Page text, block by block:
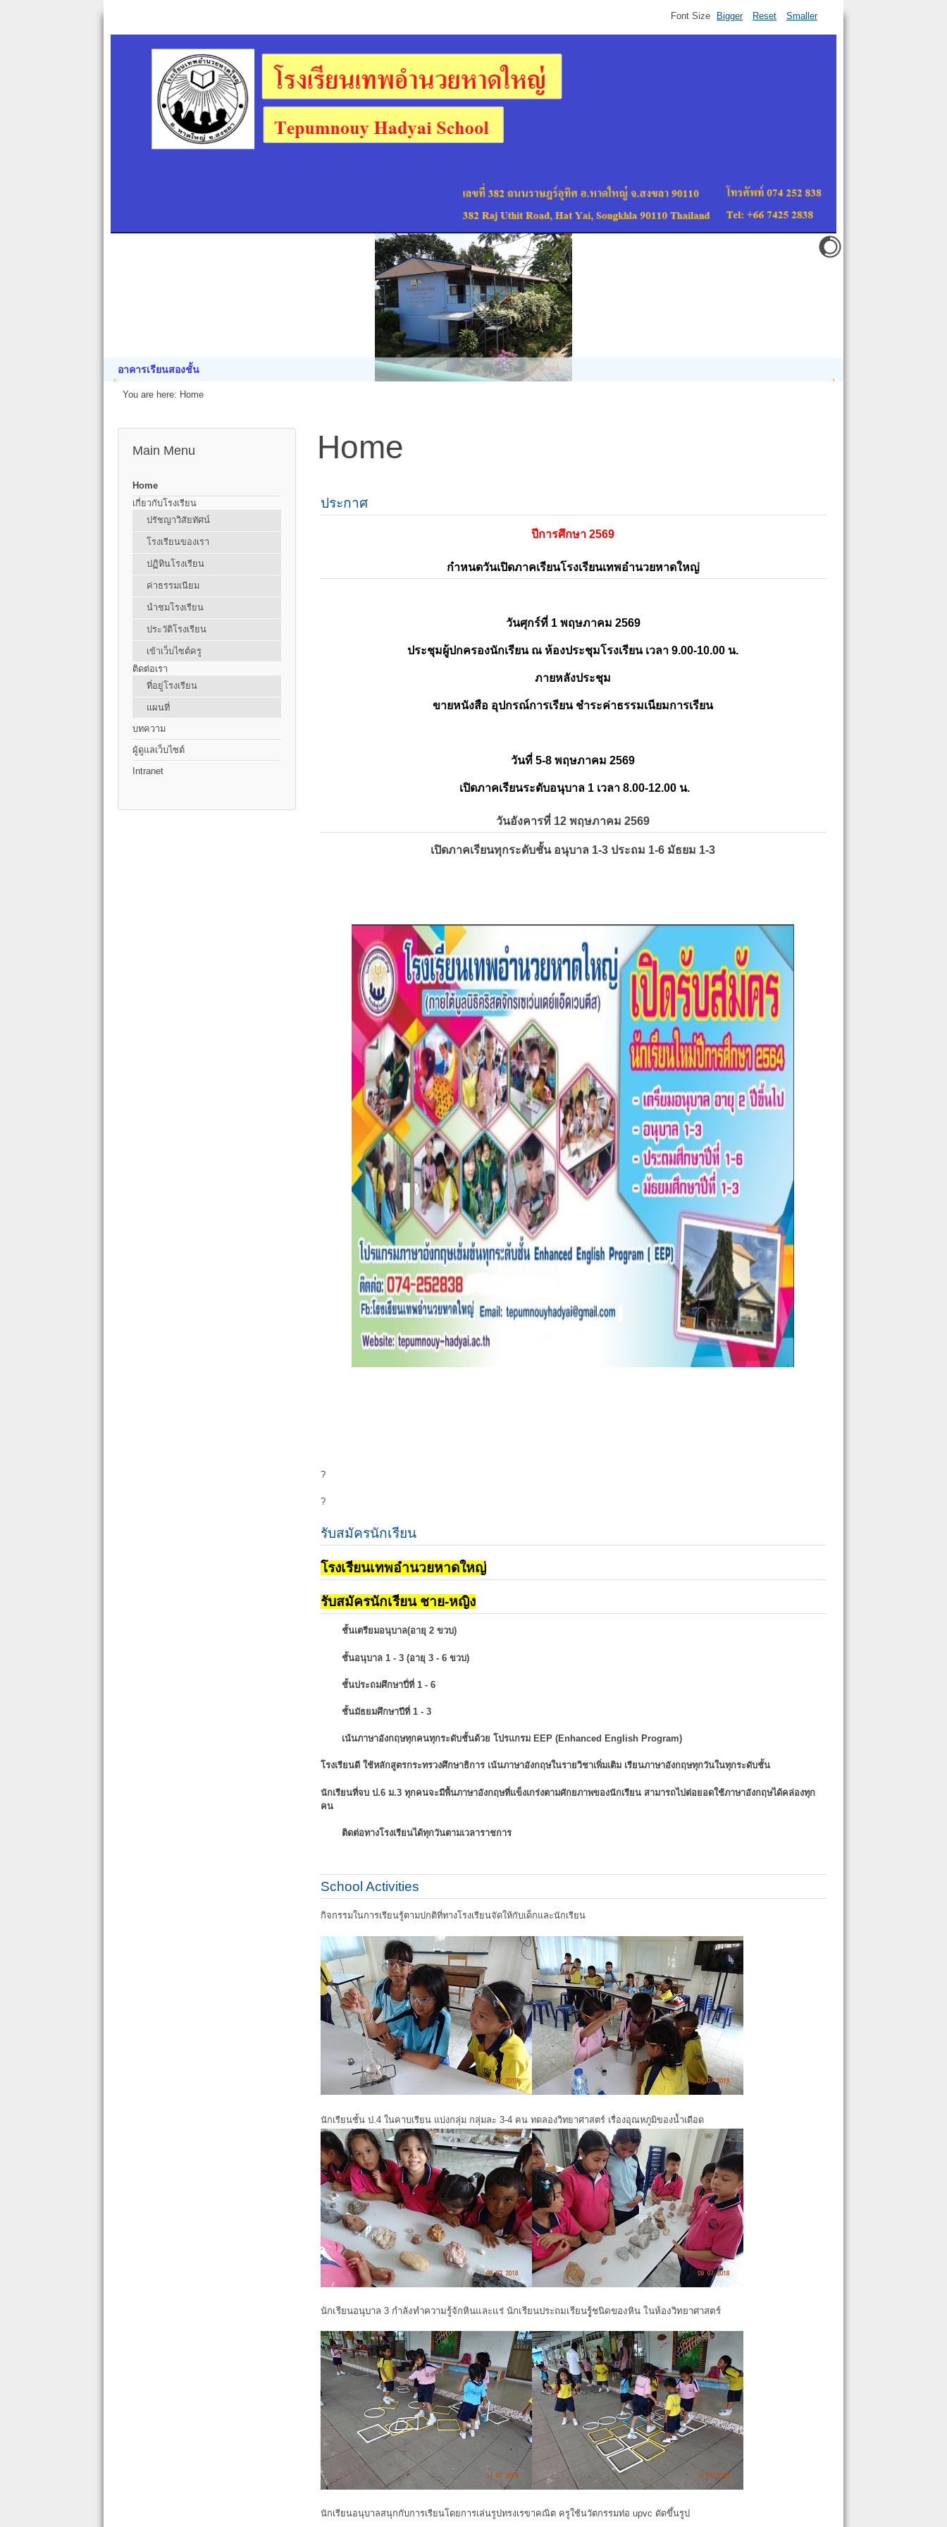
อาคารเรียนสองชั้น
Font Size Bigger Reset Smaller
You are here: Home
Main Menu
Home
เกี่ยวกับโรงเรียน
ปรัชญาวิสัยทัศน์
โรงเรียนของเรา
ปฏิทินโรงเรียน
ค่าธรรมเนียม
นำชมโรงเรียน
ประวัติโรงเรียน
เข้าเว็บไซต์ครู
ติดต่อเรา
ที่อยู่โรงเรียน
แผนที่
บทความ
ผู้ดูแลเว็บไซต์
Intranet
Home
ประกาศ
ปีการศึกษา 2569
กำหนดวันเปิดภาคเรียนโรงเรียนเทพอำนวยหาดใหญ่
วันศุกร์ที่ 1 พฤษภาคม 2569
ประชุมผู้ปกครองนักเรียน ณ ห้องประชุมโรงเรียน เวลา 9.00-10.00 น.
ภายหลังประชุม
ขายหนังสือ อุปกรณ์การเรียน ชำระค่าธรรมเนียมการเรียน
วันที่ 5-8 พฤษภาคม 2569
เปิดภาคเรียนระดับอนุบาล 1 เวลา 8.00-12.00 น.
วันอังคารที่ 12 พฤษภาคม 2569
เปิดภาคเรียนทุกระดับชั้น อนุบาล 1-3 ประถม 1-6 มัธยม 1-3
?
?
รับสมัครนักเรียน
โรงเรียนเทพอำนวยหาดใหญ่
รับสมัครนักเรียน ชาย-หญิง
ชั้นเตรียมอนุบาล(อายุ 2 ขวบ)
ชั้นอนุบาล 1 - 3 (อายุ 3 - 6 ขวบ)
ชั้นประถมศึกษาปี่ที่ 1 - 6
ชั้นมัธยมศึกษาปีที่ 1 - 3
เน้นภาษาอังกฤษทุกคนทุกระดับชั้นด้วย โปรแกรม EEP (Enhanced English Program)
โรงเรียนดี ใช้หลักสูตรกระทรวงศึกษาธิการ เน้นภาษาอังกฤษในรายวิชาเพิ่มเติม เรียนภาษาอังกฤษทุกวันในทุกระดับชั้น
นักเรียนที่จบ ป.6 ม.3 ทุกคนจะมีพื้นภาษาอังกฤษที่แข็งเกร่งตามศักยภาพของนักเรียน สามารถไปต่อยอดใช้ภาษาอังกฤษได้คล่องทุก
คน
ติดต่อทางโรงเรียนได้ทุกวันตามเวลาราชการ
School Activities
กิจกรรมในการเรียนรู้ตามปกติที่ทางโรงเรียนจัดให้กับเด็กและนักเรียน
นักเรียนชั้น ป.4 ในคาบเรียน แบ่งกลุ่ม กลุ่มละ 3-4 คน ทดลองวิทยาศาสตร์ เรื่องอุณหภูมิของน้ำเดือด
นักเรียนอนุบาล 3 กำลังทำความรู้จักหินและแร่ นักเรียนประถมเรียนรูู้ชนิดของหิน ในห้องวิทยาศาสตร์
นักเรียนอนุบาลสนุกกับการเรียนโดยการเล่นรูปทรงเรขาคณิต ครูใช้นวัตกรรมท่อ upvc ดัดขึ้นรูป